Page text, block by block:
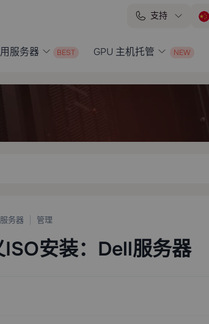
支持
服务器 GPU 主机托管
务器 管理
安装：Dell服务器